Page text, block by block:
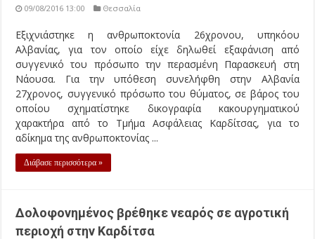
09/08/2016 13:00 Θεσσαλία
Εξιχνιάστηκε η ανθρωποκτονία 26χρονου, υπηκόου
Αλβανίας, για τον οποίο είχε δηλωθεί εξαφάνιση από
συγγενικό του πρόσωπο την περασμένη Παρασκευή στη
Νάουσα. Για την υπόθεση συνελήφθη στην Αλβανία
27χρονος, συγγενικό πρόσωπο του θύματος, σε βάρος του
οποίου σχηματίστηκε δικογραφία κακουργηματικού
χαρακτήρα από το Τμήμα Ασφάλειας Καρδίτσας, για το
αδίκημα της ανθρωποκτονίας ...
Διάβασε περισσότερα »
Δολοφονημένος βρέθηκε νεαρός σε αγροτική
περιοχή στην Καρδίτσα